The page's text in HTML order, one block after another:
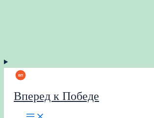
Вперед к Победе